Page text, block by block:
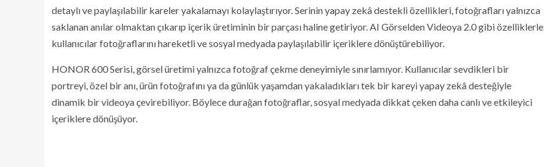
detaylı ve paylaşılabilir kareler yakalamayı kolaylaştırıyor. Serinin yapay zekâ destekli özellikleri, fotoğrafları yalnızca
saklanan anılar olmaktan çıkarıp içerik üretiminin bir parçası haline getiriyor. AI Görselden Videoya 2.0 gibi özelliklerle
kullanıcılar fotoğraflarını hareketli ve sosyal medyada paylaşılabilir içeriklere dönüştürebiliyor.
HONOR 600 Serisi, görsel üretimi yalnızca fotoğraf çekme deneyimiyle sınırlamıyor. Kullanıcılar sevdikleri bir
portreyi, özel bir anı, ürün fotoğrafını ya da günlük yaşamdan yakaladıkları tek bir kareyi yapay zekâ desteğiyle
dinamik bir videoya çevirebiliyor. Böylece durağan fotoğraflar, sosyal medyada dikkat çeken daha canlı ve etkileyici
içeriklere dönüşüyor.